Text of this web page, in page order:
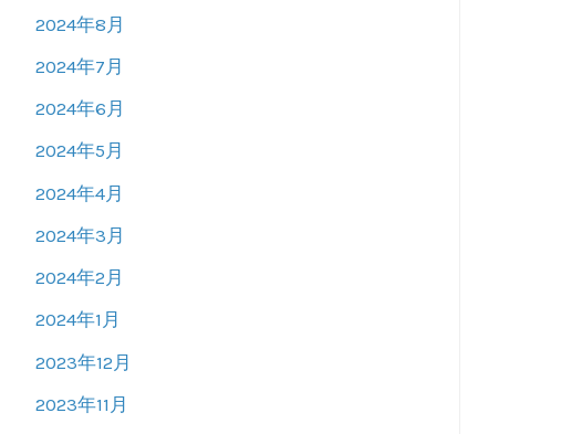
2024年8月
2024年7月
2024年6月
2024年5月
2024年4月
2024年3月
2024年2月
2024年1月
2023年12月
2023年11月